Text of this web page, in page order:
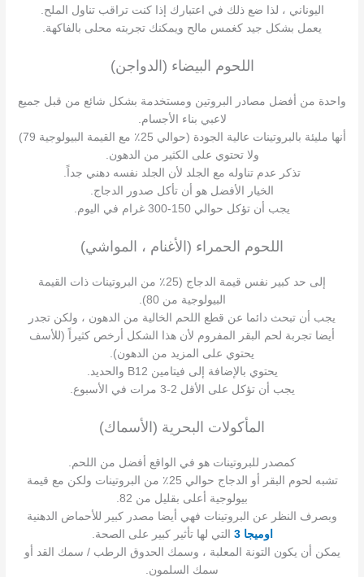
اليوناني ، لذا ضع ذلك في اعتبارك إذا كنت تراقب تناول الملح.
يعمل بشكل جيد كغمس مالح ويمكنك تجربته محلى بالفاكهة.
اللحوم البيضاء (الدواجن)
واحدة من أفضل مصادر البروتين ومستخدمة بشكل شائع من قبل جميع
لاعبي بناء الأجسام.
أنها مليئة بالبروتينات عالية الجودة (حوالي 25٪ مع القيمة البيولوجية 79)
ولا تحتوي على الكثير من الدهون.
تذكر عدم تناوله مع الجلد لأن الجلد نفسه دهني جداً.
الخيار الأفضل هو أن تأكل صدور الدجاج.
يجب أن تؤكل حوالي 150-300 غرام في اليوم.
اللحوم الحمراء (الأغنام ، المواشي)
إلى حد كبير نفس قيمة الدجاج (25٪ من البروتينات ذات القيمة
البيولوجية من 80).
يجب أن تبحث دائما عن قطع اللحم الخالية من الدهون ، ولكن تجدر
أيضا تجربة لحم البقر المفروم لأن هذا الشكل أرخص كثيراً (للأسف
يحتوي على المزيد من الدهون).
يحتوي بالإضافة إلى فيتامين B12 والحديد.
يجب أن تؤكل على الأقل 2-3 مرات في الأسبوع.
المأكولات البحرية (الأسماك)
كمصدر للبروتينات هو في الواقع أفضل من اللحم.
تشبه لحوم البقر أو الدجاج حوالي 25٪ من البروتينات ولكن مع قيمة
بيولوجية أعلى بقليل من 82.
وبصرف النظر عن البروتينات فهي أيضا مصدر كبير للأحماض الدهنية
اوميجا 3
التي لها تأثير كبير على الصحة.
يمكن أن يكون التونة المعلبة ، وسمك الحدوق الرطب / سمك القد أو
سمك السلمون.